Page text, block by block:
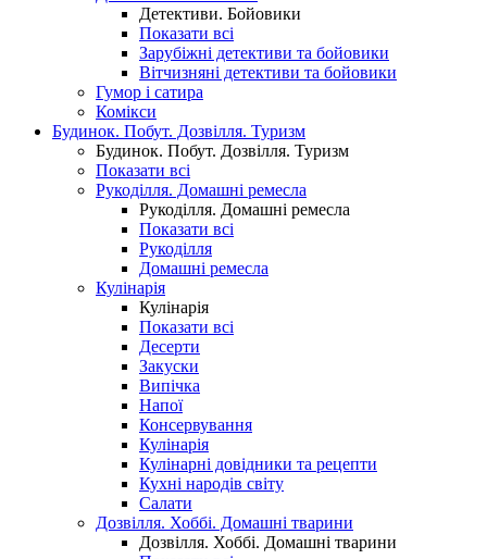
Детективи. Бойовики
Показати всі
Зарубіжні детективи та бойовики
Вітчизняні детективи та бойовики
Гумор і сатира
Комікси
Будинок. Побут. Дозвілля. Туризм
Будинок. Побут. Дозвілля. Туризм
Показати всі
Рукоділля. Домашні ремесла
Рукоділля. Домашні ремесла
Показати всі
Рукоділля
Домашні ремесла
Кулінарія
Кулінарія
Показати всі
Десерти
Закуски
Випічка
Напої
Консервування
Кулінарія
Кулінарні довідники та рецепти
Кухні народів світу
Салати
Дозвілля. Хоббі. Домашні тварини
Дозвілля. Хоббі. Домашні тварини